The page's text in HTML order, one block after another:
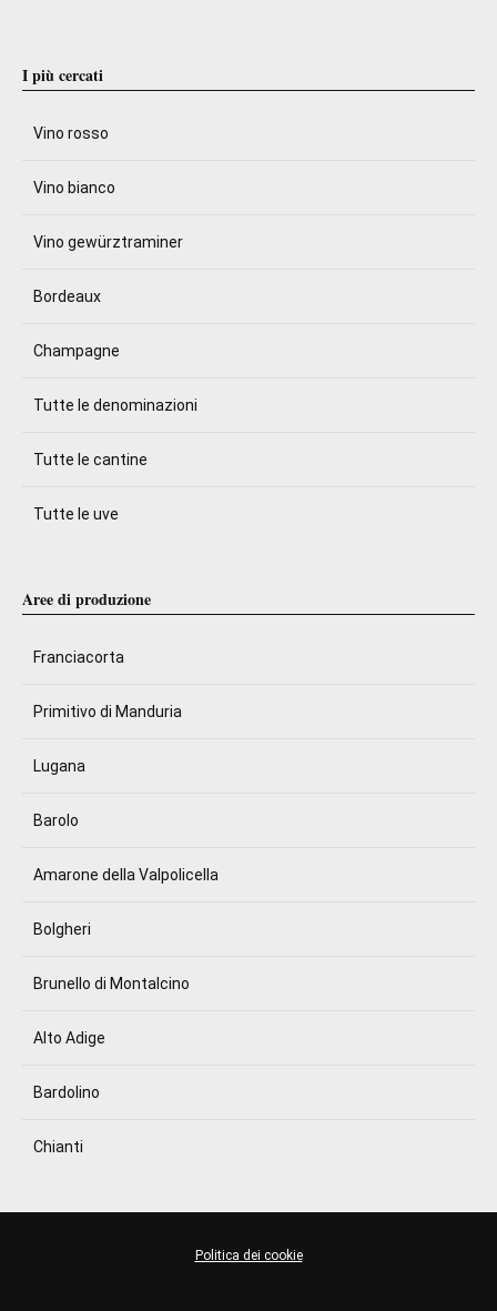
I più cercati
Vino rosso
Vino bianco
Vino gewürztraminer
Bordeaux
Champagne
Tutte le denominazioni
Tutte le cantine
Tutte le uve
Aree di produzione
Franciacorta
Primitivo di Manduria
Lugana
Barolo
Amarone della Valpolicella
Bolgheri
Brunello di Montalcino
Alto Adige
Bardolino
Chianti
Politica dei cookie